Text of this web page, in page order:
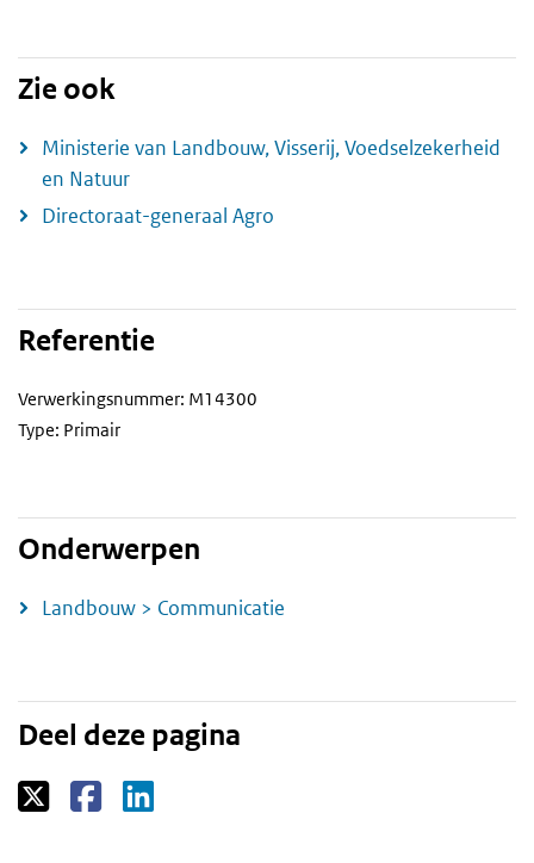
Zie ook
Ministerie van Landbouw, Visserij, Voedselzekerheid
en Natuur
Directoraat-generaal Agro
Referentie
Verwerkingsnummer: M14300
Type: Primair
Onderwerpen
Landbouw > Communicatie
Deel deze pagina